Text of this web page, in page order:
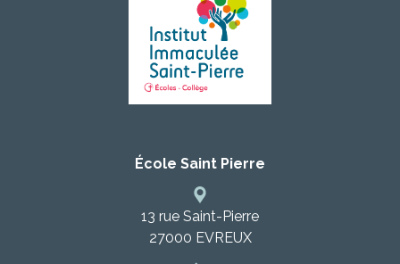
École Saint Pierre
13 rue Saint-Pierre
27000 EVREUX